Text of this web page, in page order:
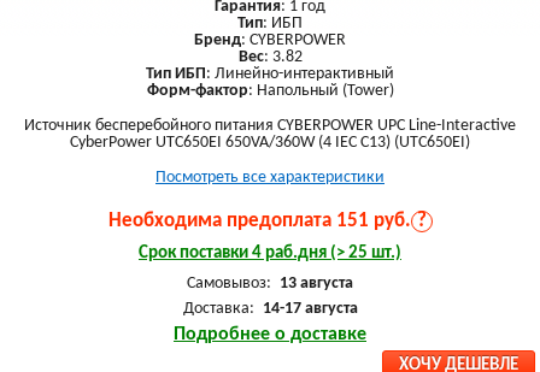
Гарантия: 1 год
Тип: ИБП
Бренд: CYBERPOWER
Вес: 3.82
Тип ИБП: Линейно-интерактивный
Форм-фактор: Напольный (Tower)
Источник бесперебойного питания CYBERPOWER UPC Line-Interactive
CyberPower UTC650EI 650VA/360W (4 IEC С13) (UTC650EI)
Посмотреть все характеристики
Необходима предоплата 151 руб. ?
Срок поставки 4 раб.дня (> 25 шт.)
Самовывоз: 13 августа
Доставка: 14-17 августа
Подробнее о доставке
ХОЧУ ДЕШЕВЛЕ